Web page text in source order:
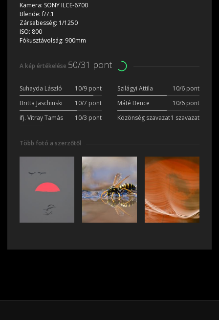
Kamera: SONY ILCE-6700
Blende:f/7.1
Zársebesség: 1/1250
ISO: 800
Fókusztávolság: 900mm
A kép értékelése 50/31 pont
Suhayda László 10/9 pont Szilágyi Attila
10/6 pont
Britta Jaschinski
10/7 pont Máté Bence
10/6 pont
ifj. Vitray Tamás
10/3 pont Közönség szavazat1 szavazat
Több fotó a szerzőtől